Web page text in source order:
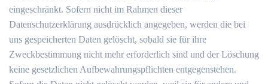
eingeschränkt. Sofern nicht im Rahmen dieser
Datenschutzerklärung ausdrücklich angegeben, werden die bei
uns gespeicherten Daten gelöscht, sobald sie für ihre
Zweckbestimmung nicht mehr erforderlich sind und der Löschung
keine gesetzlichen Aufbewahrungspflichten entgegenstehen.